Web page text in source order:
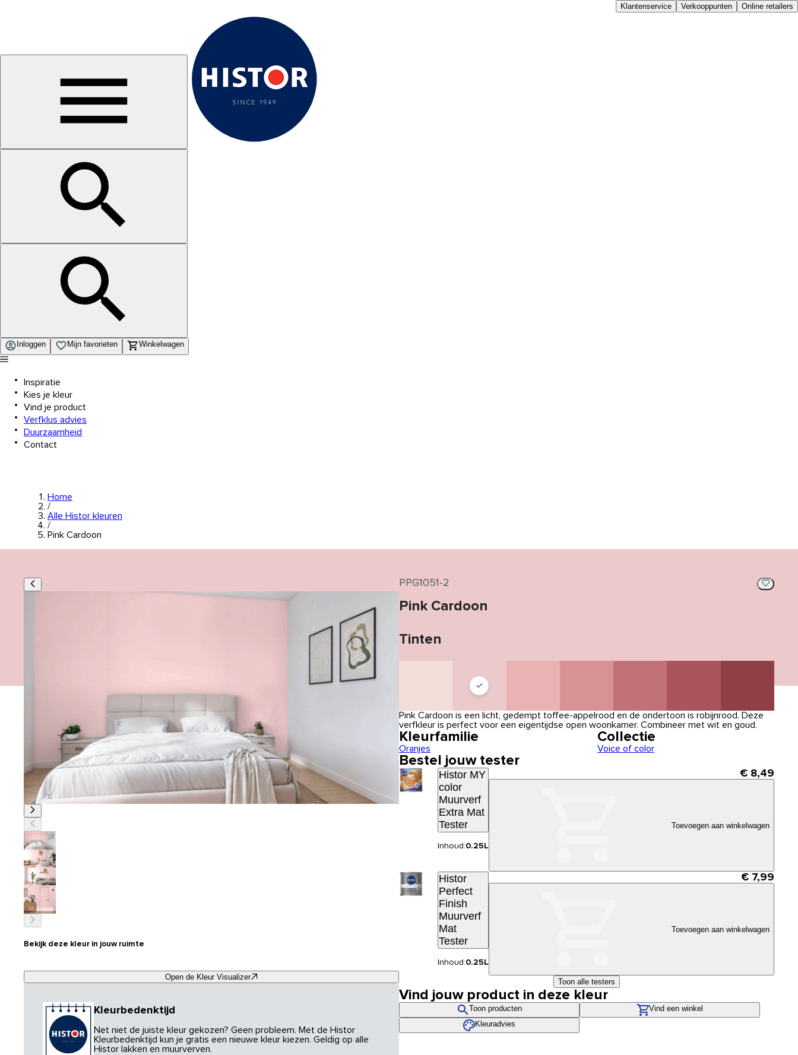
Klantenservice Verkooppunten Online retailers
Inloggen Mijn favorieten Winkelwagen
Inspiratie
Kies je kleur
Vind je product
Verfklus advies
Duurzaamheid
Contact
Home
/
Alle Histor kleuren
/
Pink Cardoon
Bekijk deze kleur in jouw ruimte
Open de Kleur Visualizer
Kleurbedenktijd
Net niet de juiste kleur gekozen? Geen probleem. Met de Histor
Kleurbedenktijd kun je gratis een nieuwe kleur kiezen. Geldig op alle
Histor lakken en muurverven.
PPG1051-2
Pink Cardoon
Tinten
Pink Cardoon is een licht, gedempt toffee-appelrood en de ondertoon is robijnrood. Deze
verfkleur is perfect voor een eigentijdse open woonkamer. Combineer met wit en goud.
Kleurfamilie
Oranjes
Collectie
Voice of color
Bestel jouw tester
Histor MY
color
Muurverf
Extra Mat
Tester
Inhoud:0.25L
€ 8,49
Toevoegen aan winkelwagen
Histor
Perfect
Finish
Muurverf
Mat
Tester
Inhoud:0.25L
€ 7,99
Toevoegen aan winkelwagen
Toon alle testers
Vind jouw product in deze kleur
Toon producten
Vind een winkel
Kleuradvies